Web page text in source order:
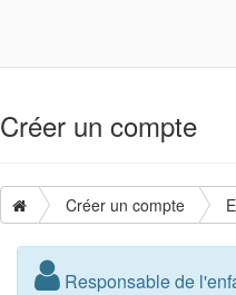
Créer un compte
Créer un compte
Responsable de